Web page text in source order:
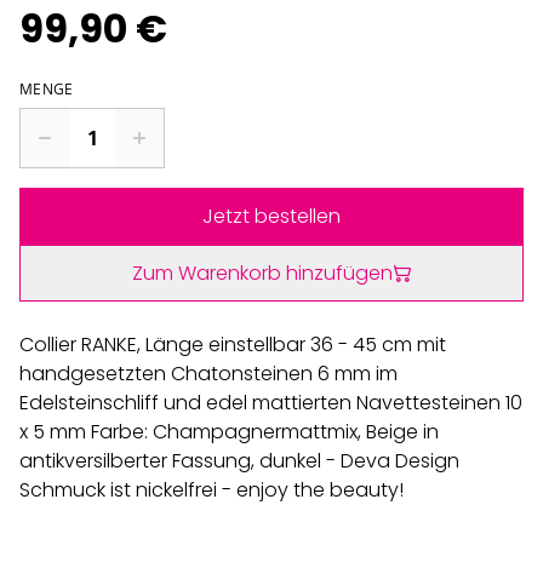
99,90 €
MENGE
Jetzt bestellen
Zum Warenkorb hinzufügen
Collier RANKE, Länge einstellbar 36 - 45 cm mit
handgesetzten Chatonsteinen 6 mm im
Edelsteinschliff und edel mattierten Navettesteinen 10
x 5 mm Farbe: Champagnermattmix, Beige in
antikversilberter Fassung, dunkel - Deva Design
Schmuck ist nickelfrei - enjoy the beauty!